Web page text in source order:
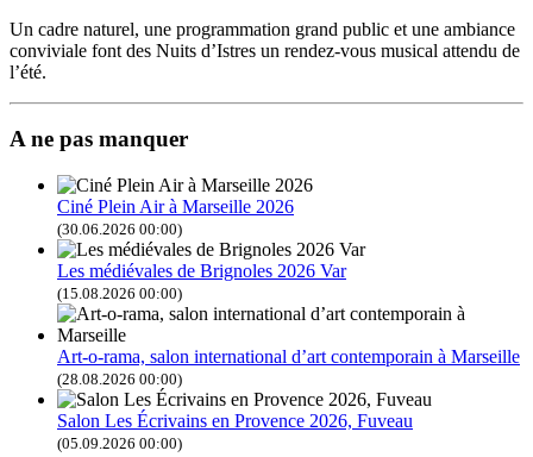
Un cadre naturel, une programmation grand public et une ambiance
conviviale font des Nuits d’Istres un rendez-vous musical attendu de
l’été.
A ne pas manquer
Ciné Plein Air à Marseille 2026
(30.06.2026 00:00)
Les médiévales de Brignoles 2026 Var
(15.08.2026 00:00)
Art-o-rama, salon international d’art contemporain à Marseille
(28.08.2026 00:00)
Salon Les Écrivains en Provence 2026, Fuveau
(05.09.2026 00:00)